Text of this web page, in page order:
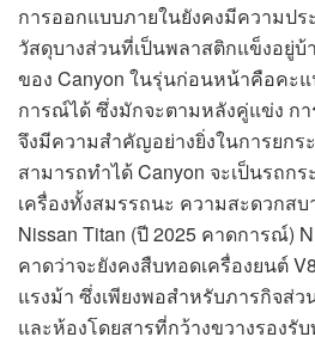
การออกแบบภายในยังคงมีความป
วัสดุบางส่วนที่เป็นพลาสติกแข็งอยู่บ้
ของ Canyon ในรุ่นก่อนหน้าคือคะ
การณ์ได้ ซึ่งมักจะตามหลังคู่แข่ง ก
จึงมีความสำคัญอย่างยิ่งในการยก
สามารถทำได้ Canyon จะเป็นรถก
เครื่องทั้งสมรรถนะ ความสะดวกสบ
Nissan Titan (ปี 2025 คาดการณ์)
คาดว่าจะยังคงสืบทอดเครื่องยนต์
แรงม้า ซึ่งเพียงพอสำหรับภารกิจส่
และห้องโดยสารที่กว้างขวางรองรั